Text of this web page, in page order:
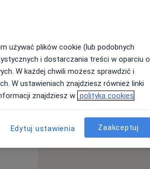
używać plików cookie (lub podobnych
i dostarczania treści w oparciu o
W każdej chwili możesz sprawdzić i
W ustawieniach znajdziesz również linki
znajdziesz w polityka cookies
Edytuj ustawienia Zaakceptuj